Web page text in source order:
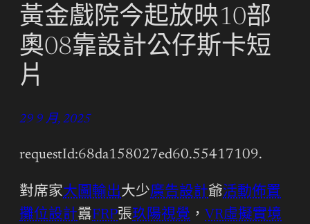
黃金戲院今起放映10部
奧08靠設計公仔斯卡短
片
29 9 月, 2025
requestId:68da158027ed60.55417109.
對席家大圖輸出大少廣告設計爺活動佈置
攤位設計囂FRP張玖陽視覺 ， VR虛擬實境